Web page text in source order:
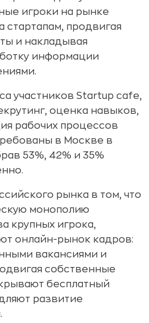
игроки на рынке
стартапам, продвигая
и накладывая
информации
участников Startup cafe,
оценка навыков,
рабочих процессов
в Москве в
53%, 42% и 35%
рынка в том, что
монополию
крупных игрока,
онлайн-рынок кадров:
вакансиями и
собственные
бесплатный
развитие